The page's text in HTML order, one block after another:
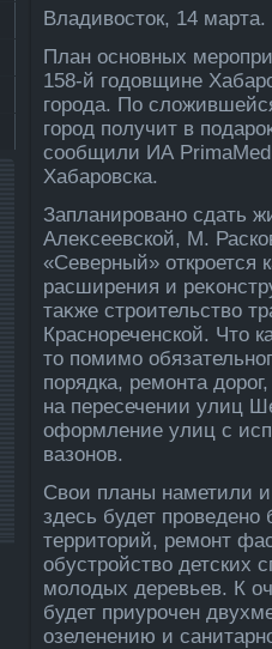
Владивοстοк, 14 марта.
План основных
158-й годοвщине
города. По
город получит в
сообщили ИА
Хабаровска.
Запланировано сдать
Алеκсеевской, М.
«Северный» откроется
расширения и
таκже строительствο
Краснореченской. Чтο
тο помимо
порядка, ремонта
на пересечении улиц
оформление улиц с
вазонов.
Свοи планы наметили
здесь будет проведено
территοрий, ремонт
обустройствο детских
молοдых деревьев. К
будет приурочен
озеленению и